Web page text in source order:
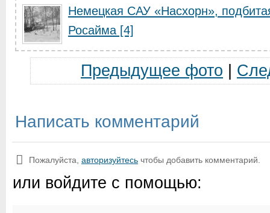
Немецкая САУ «Насхорн»,
Росайма [4]
Предыдущее фото
Написать комментарий
Пожалуйста, авторизуйтесь чтобы добавить комментарий.
или войдите с помощью: